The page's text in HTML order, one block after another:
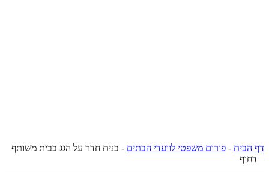
דף הבית- פורום משפטי לוועדי הבתים- בנית חדר על הגג בבית משותף
– דחוף